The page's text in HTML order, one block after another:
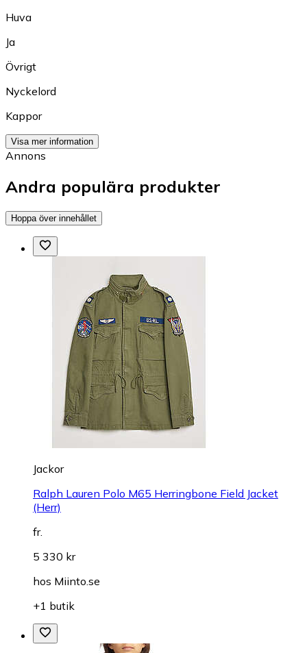
Huva
Ja
Övrigt
Nyckelord
Kappor
Visa mer information
Annons
Andra populära produkter
Hoppa över innehållet
Jackor
Ralph Lauren Polo M65 Herringbone Field Jacket
(Herr)
fr.
5 330 kr
hos Miinto.se
+1 butik